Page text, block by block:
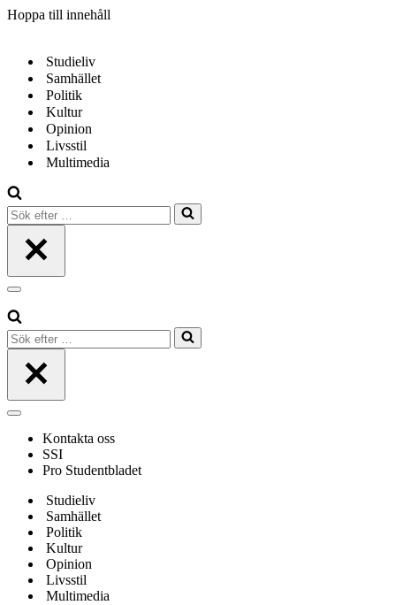
Hoppa till innehåll
Studieliv
Samhället
Politik
Kultur
Opinion
Livsstil
Multimedia
Sök
efter
Navigeringsmeny
Sök
efter
Navigeringsmeny
Kontakta oss
SSI
Pro Studentbladet
Studieliv
Samhället
Politik
Kultur
Opinion
Livsstil
Multimedia